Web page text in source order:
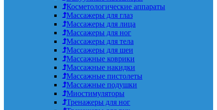
Косметологические аппараты
Массажеры для глаз
Массажеры для лица
Массажеры для ног
Массажеры для тела
Массажеры для шеи
Массажные коврики
Массажные накидки
Массажные пистолеты
Массажные подушки
Миостимуляторы
Тренажеры для ног